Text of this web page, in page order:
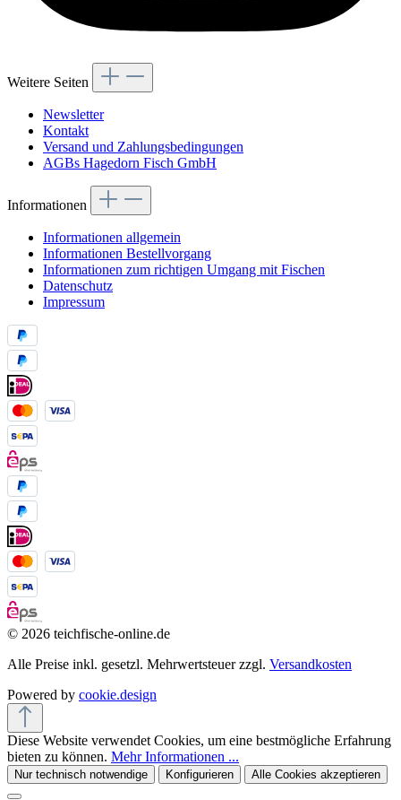
Weitere Seiten
Newsletter
Kontakt
Versand und Zahlungsbedingungen
AGBs Hagedorn Fisch GmbH
Informationen
Informationen allgemein
Informationen Bestellvorgang
Informationen zum richtigen Umgang mit Fischen
Datenschutz
Impressum
© 2026 teichfische-online.de
Alle Preise inkl. gesetzl. Mehrwertsteuer zzgl. Versandkosten
Powered by cookie.design
Diese Website verwendet Cookies, um eine bestmögliche Erfahrung
bieten zu können. Mehr Informationen ...
Nur technisch notwendige Konfigurieren Alle Cookies akzeptieren